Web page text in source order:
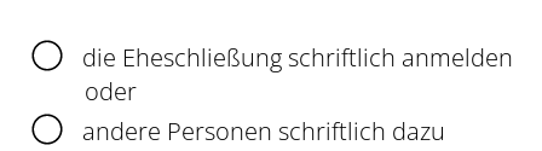
die Eheschließung schriftlich anmelden
oder
andere Personen schriftlich dazu